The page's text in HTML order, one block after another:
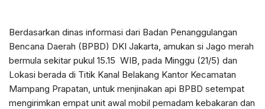
Berdasarkan dinas informasi dari Badan Penanggulangan
Bencana Daerah (BPBD) DKI Jakarta, amukan si Jago merah
bermula sekitar pukul 15.15 WIB, pada Minggu (21/5) dan
Lokasi berada di Titik Kanal Belakang Kantor Kecamatan
Mampang Prapatan, untuk menjinakan api BPBD setempat
mengirimkan empat unit awal mobil pemadam kebakaran dan